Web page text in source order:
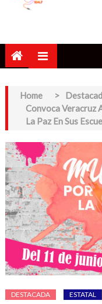
Home >
Convoca Veracruz
La Paz En Sus
DESTACADA ESTATAL